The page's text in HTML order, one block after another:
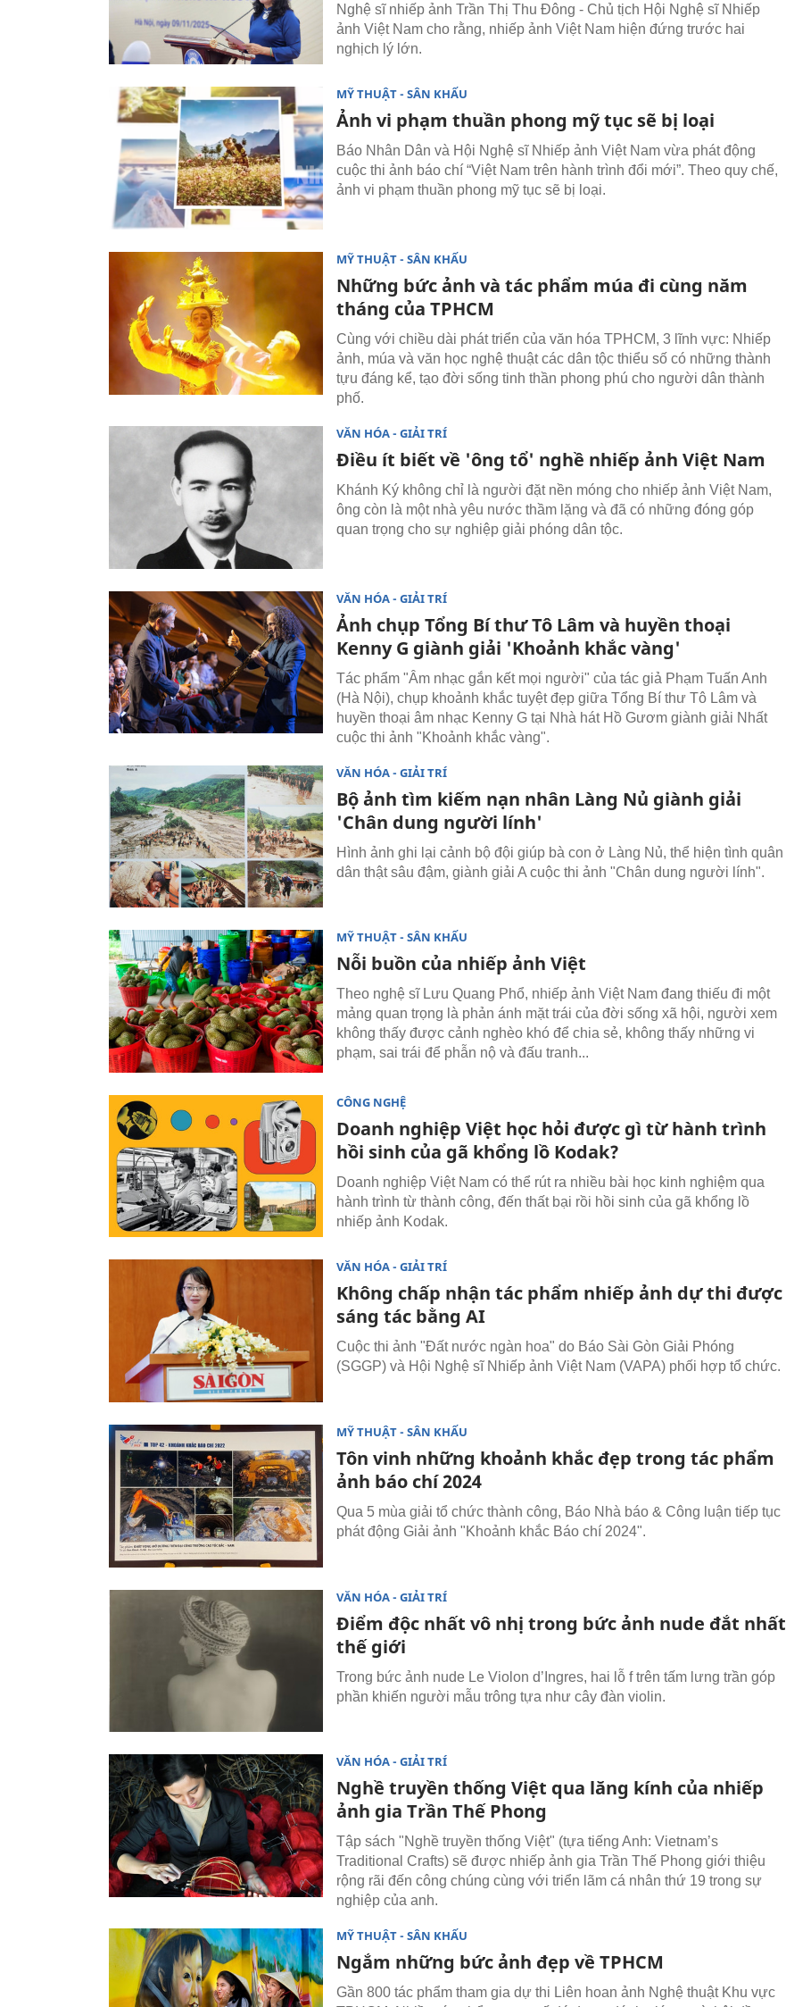
Nghệ sĩ nhiếp ảnh Trần Thị Thu Đông - Chủ tịch Hội Nghệ sĩ Nhiếp
ảnh Việt Nam cho rằng, nhiếp ảnh Việt Nam hiện đứng trước hai
nghịch lý lớn.
MỸ THUẬT - SÂN KHẤU
Ảnh vi phạm thuần phong mỹ tục sẽ bị loại
Báo Nhân Dân và Hội Nghệ sĩ Nhiếp ảnh Việt Nam vừa phát động
cuộc thi ảnh báo chí “Việt Nam trên hành trình đổi mới”. Theo quy chế,
ảnh vi phạm thuần phong mỹ tục sẽ bị loại.
MỸ THUẬT - SÂN KHẤU
Những bức ảnh và tác phẩm múa đi cùng năm
tháng của TPHCM
Cùng với chiều dài phát triển của văn hóa TPHCM, 3 lĩnh vực: Nhiếp
ảnh, múa và văn học nghệ thuật các dân tộc thiểu số có những thành
tựu đáng kể, tạo đời sống tinh thần phong phú cho người dân thành
phố.
VĂN HÓA - GIẢI TRÍ
Điều ít biết về 'ông tổ' nghề nhiếp ảnh Việt Nam
Khánh Ký không chỉ là người đặt nền móng cho nhiếp ảnh Việt Nam,
ông còn là một nhà yêu nước thầm lặng và đã có những đóng góp
quan trọng cho sự nghiệp giải phóng dân tộc.
VĂN HÓA - GIẢI TRÍ
Ảnh chụp Tổng Bí thư Tô Lâm và huyền thoại
Kenny G giành giải 'Khoảnh khắc vàng'
Tác phẩm "Âm nhạc gắn kết mọi người" của tác giả Phạm Tuấn Anh
(Hà Nội), chụp khoảnh khắc tuyệt đẹp giữa Tổng Bí thư Tô Lâm và
huyền thoại âm nhạc Kenny G tại Nhà hát Hồ Gươm giành giải Nhất
cuộc thi ảnh "Khoảnh khắc vàng".
VĂN HÓA - GIẢI TRÍ
Bộ ảnh tìm kiếm nạn nhân Làng Nủ giành giải
'Chân dung người lính'
Hình ảnh ghi lại cảnh bộ đội giúp bà con ở Làng Nủ, thể hiện tình quân
dân thật sâu đậm, giành giải A cuộc thi ảnh "Chân dung người lính".
MỸ THUẬT - SÂN KHẤU
Nỗi buồn của nhiếp ảnh Việt
Theo nghệ sĩ Lưu Quang Phổ, nhiếp ảnh Việt Nam đang thiếu đi một
mảng quan trọng là phản ánh mặt trái của đời sống xã hội, người xem
không thấy được cảnh nghèo khó để chia sẻ, không thấy những vi
phạm, sai trái để phẫn nộ và đấu tranh...
CÔNG NGHỆ
Doanh nghiệp Việt học hỏi được gì từ hành trình
hồi sinh của gã khổng lồ Kodak?
Doanh nghiệp Việt Nam có thể rút ra nhiều bài học kinh nghiệm qua
hành trình từ thành công, đến thất bại rồi hồi sinh của gã khổng lồ
nhiếp ảnh Kodak.
VĂN HÓA - GIẢI TRÍ
Không chấp nhận tác phẩm nhiếp ảnh dự thi được
sáng tác bằng AI
Cuộc thi ảnh "Đất nước ngàn hoa" do Báo Sài Gòn Giải Phóng
(SGGP) và Hội Nghệ sĩ Nhiếp ảnh Việt Nam (VAPA) phối hợp tổ chức.
MỸ THUẬT - SÂN KHẤU
Tôn vinh những khoảnh khắc đẹp trong tác phẩm
ảnh báo chí 2024
Qua 5 mùa giải tổ chức thành công, Báo Nhà báo & Công luận tiếp tục
phát động Giải ảnh "Khoảnh khắc Báo chí 2024".
VĂN HÓA - GIẢI TRÍ
Điểm độc nhất vô nhị trong bức ảnh nude đắt nhất
thế giới
Trong bức ảnh nude Le Violon d’Ingres, hai lỗ f trên tấm lưng trần góp
phần khiến người mẫu trông tựa như cây đàn violin.
VĂN HÓA - GIẢI TRÍ
Nghề truyền thống Việt qua lăng kính của nhiếp
ảnh gia Trần Thế Phong
Tập sách "Nghề truyền thống Việt" (tựa tiếng Anh: Vietnam’s
Traditional Crafts) sẽ được nhiếp ảnh gia Trần Thế Phong giới thiệu
rộng rãi đến công chúng cùng với triển lãm cá nhân thứ 19 trong sự
nghiệp của anh.
MỸ THUẬT - SÂN KHẤU
Ngắm những bức ảnh đẹp về TPHCM
Gần 800 tác phẩm tham gia dự thi Liên hoan ảnh Nghệ thuật Khu vực